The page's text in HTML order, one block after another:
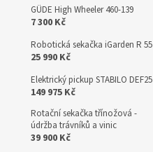
GÜDE High Wheeler 460-139
7 300 Kč
Robotická sekačka iGarden R 55
25 990 Kč
Elektrický pickup STABILO DEF25
149 975 Kč
Rotační sekačka třínožová -
údržba trávníků a vinic
39 900 Kč